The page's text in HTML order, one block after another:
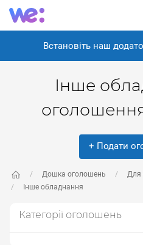
Встановіть наш
Інше
+ Подати
Дошка оголошень
Для
Інше обладнання
Категорії оголошень